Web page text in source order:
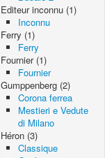
Editeur inconnu (1)
Inconnu
Ferry (1)
Ferry
Fournier (1)
Fournier
Gumppenberg (2)
Corona ferrea
Mestieri e Vedute
di Milano
Héron (3)
Classique